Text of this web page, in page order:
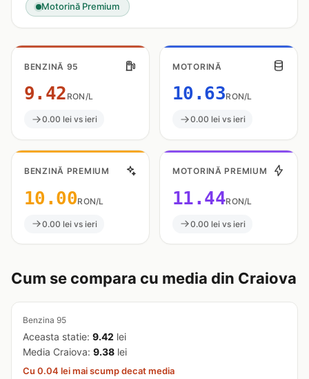
Motorină Premium
BENZINĂ 95
9.42 RON/L
0.00 lei vs ieri
MOTORINĂ
10.63RON/L
0.00 lei vs ieri
BENZINĂ PREMIUM
10.00RON/L
0.00 lei vs ieri
MOTORINĂ PREMIUM
11.44RON/L
0.00 lei vs ieri
Cum se compara cu media din Craiova
Benzina 95
Aceasta statie: 9.42 lei
Media Craiova: 9.38 lei
Cu 0.04 lei mai scump decat media